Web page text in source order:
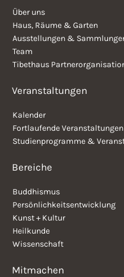
Über uns
Haus, Räume & Garten
Ausstellungen &
Team
Tibethaus
Veranstaltungen
Kalender
Fortlaufende Veranstaltungen
Studienprogramme &
Bereiche
Buddhismus
Persönlichkeitsentwicklung
Kunst + Kultur
Heilkunde
Wissenschaft
Mitmachen